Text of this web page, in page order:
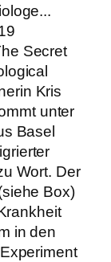
Secret
Kris
unter
Basel
Wort. Der
Box)
in den